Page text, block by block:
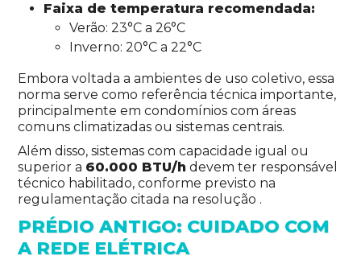
Faixa de temperatura recomendada:
Verão: 23°C a 26°C
Inverno: 20°C a 22°C
Embora voltada a ambientes de uso coletivo, essa
norma serve como referência técnica importante,
principalmente em condomínios com áreas
comuns climatizadas ou sistemas centrais.
Além disso, sistemas com capacidade igual ou
superior a 60.000 BTU/h devem ter responsável
técnico habilitado, conforme previsto na
regulamentação citada na resolução .
PRÉDIO ANTIGO: CUIDADO COM
A REDE ELÉTRICA